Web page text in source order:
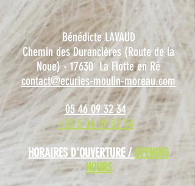
Bénédicte LAVAUD
Chemin des Durancières (Route de la
Noue) - 17630 La Flotte en Ré
contact@ecuries-moulin-moreau.com
05 46 09 32 34
+33 5 46 09 32 34
HORAIRES D'OUVERTURE /OPENING
HOURS